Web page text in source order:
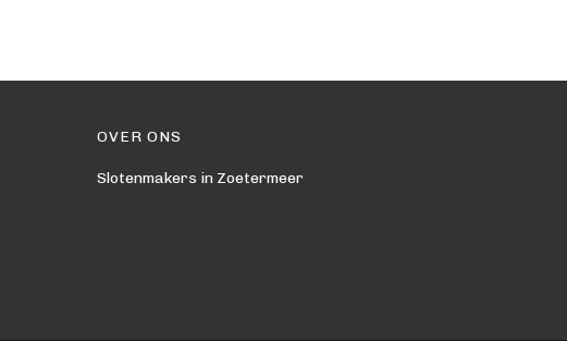
OVER ONS
Slotenmakers in Zoetermeer